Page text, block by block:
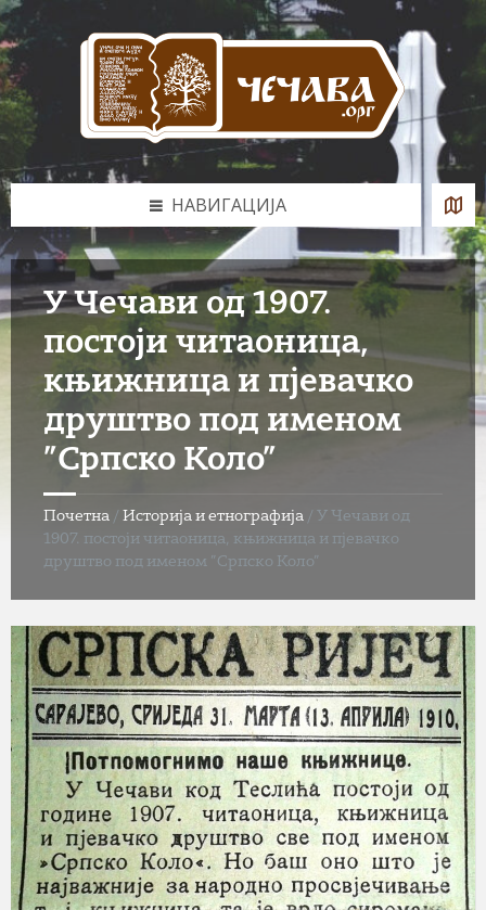
Skip
to
content
Skip
to
left
sidebar
Skip
to
footer
НАВИГАЦИЈА
У Чечави од 1907.
постоји читаоница,
књижница и пјевачко
друштво под именом
”Српско Коло”
Почетна / Историја и етнографија / У Чечави од
1907. постоји читаоница, књижница и пјевачко
друштво под именом ”Српско Коло”